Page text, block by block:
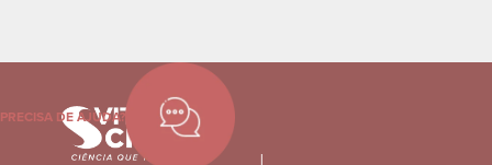
PRECISA DE AJUDA?